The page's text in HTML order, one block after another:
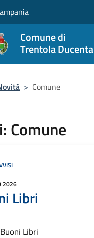
Comune di
Trentola Ducenta
> Comune
Comune
2026
Libri
Libri